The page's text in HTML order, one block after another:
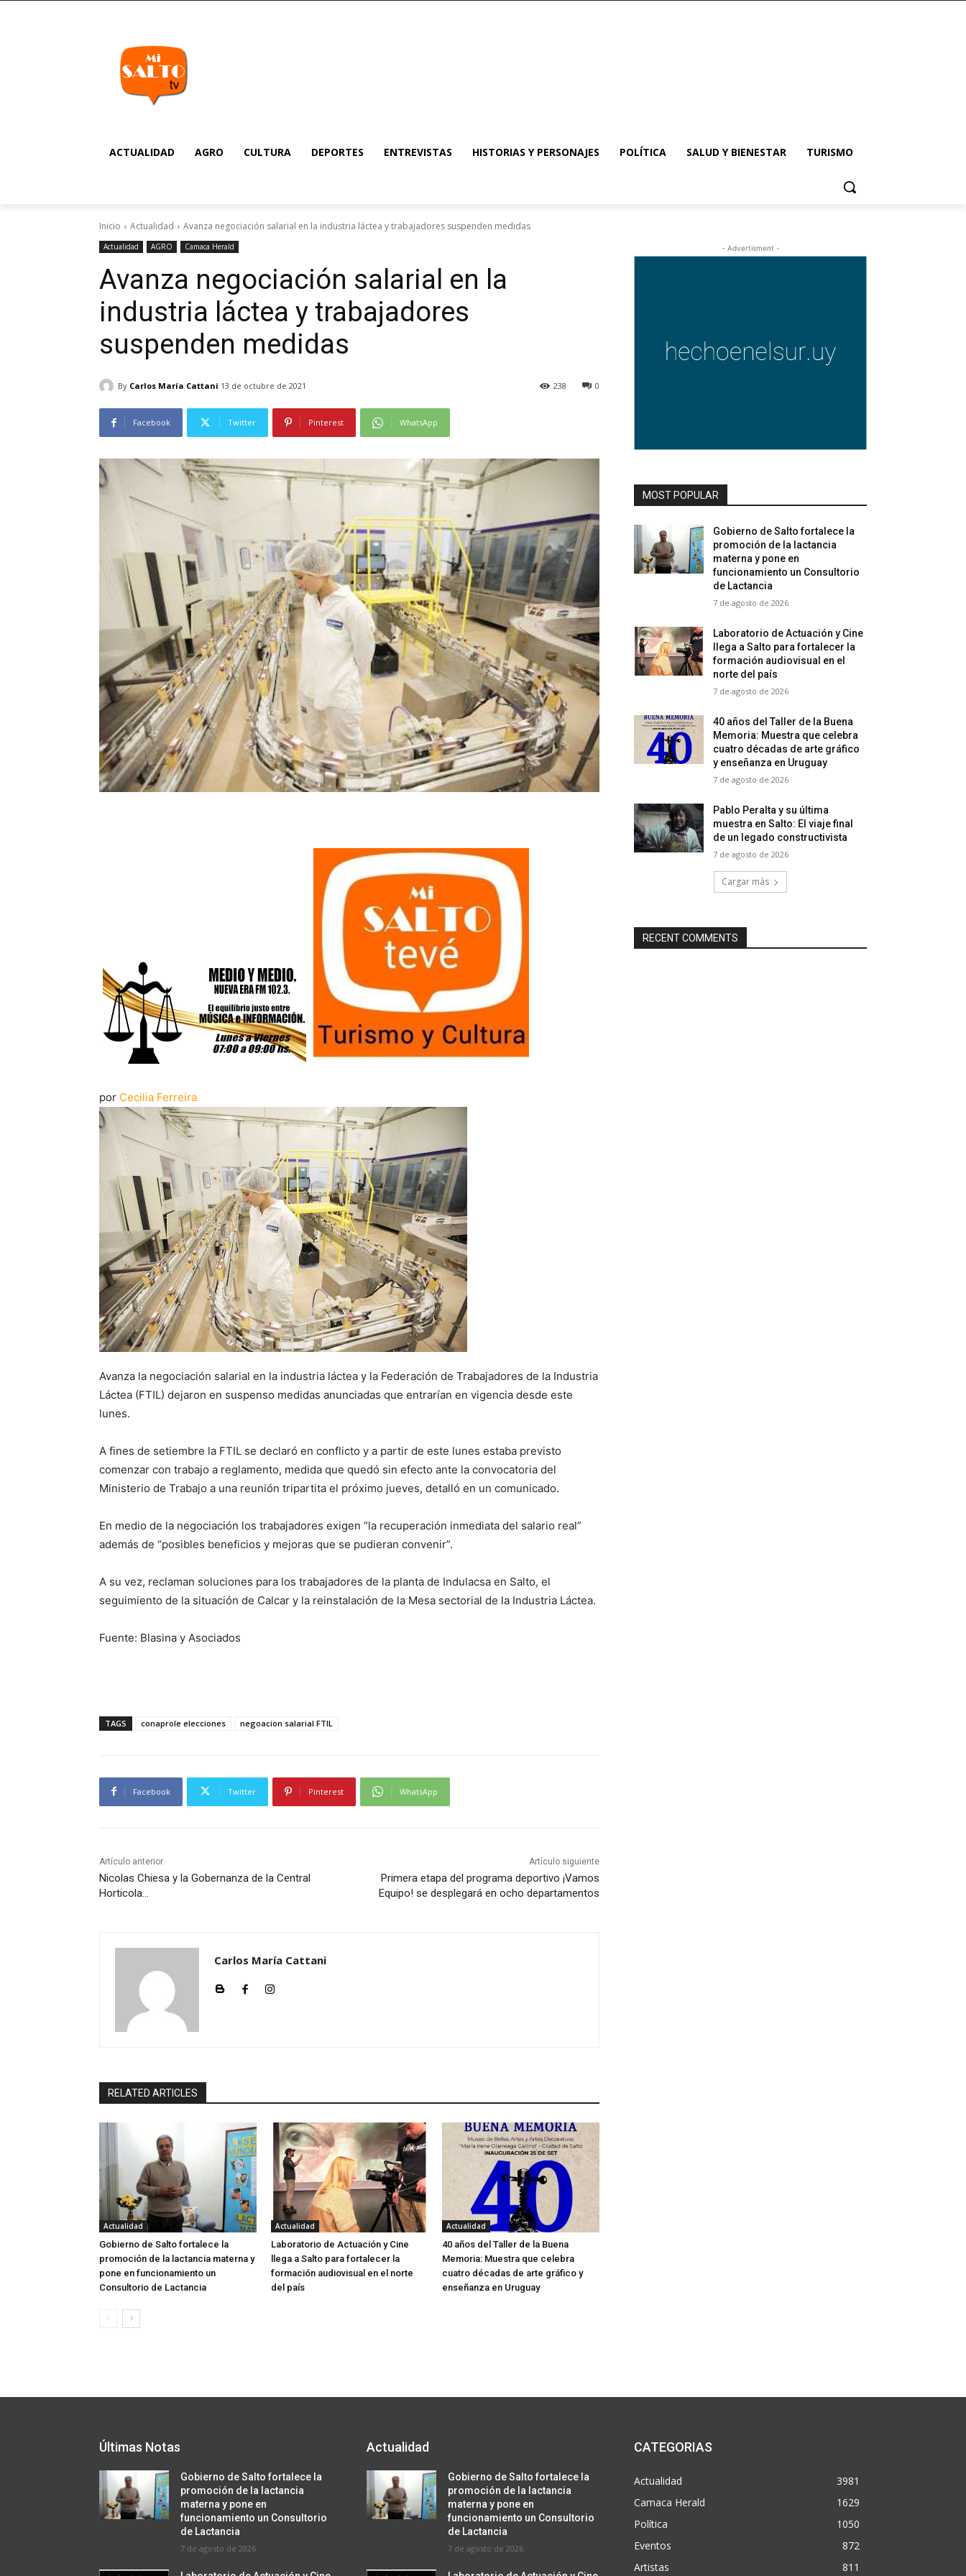
ACTUALIDAD AGRO CULTURA DEPORTES ENTREVISTAS HISTORIAS Y PERSONAJES POLÍTICA SALUD Y BIENESTAR TURISMO
Inicio Actualidad Avanza negociación salarial en la industria láctea y trabajadores suspenden medidas
Actualidad AGRO Camaca Herald
Avanza negociación salarial en la
industria láctea y trabajadores
suspenden medidas
By Carlos María Cattani 13 de octubre de 2021 0
238
Facebook Twitter Pinterest WhatsApp
por Cecilia Ferreira
Avanza la negociación salarial en la industria láctea y la Federación de Trabajadores de la Industria
Láctea (FTIL) dejaron en suspenso medidas anunciadas que entrarían en vigencia desde este
lunes.
A fines de setiembre la FTIL se declaró en conflicto y a partir de este lunes estaba previsto
comenzar con trabajo a reglamento, medida que quedó sin efecto ante la convocatoria del
Ministerio de Trabajo a una reunión tripartita el próximo jueves, detalló en un comunicado.
En medio de la negociación los trabajadores exigen “la recuperación inmediata del salario real”
además de “posibles beneficios y mejoras que se pudieran convenir”.
A su vez, reclaman soluciones para los trabajadores de la planta de Indulacsa en Salto, el
seguimiento de la situación de Calcar y la reinstalación de la Mesa sectorial de la Industria Láctea.
Fuente: Blasina y Asociados
TAGS conaprole elecciones negoacion salarial FTIL
Facebook Twitter Pinterest WhatsApp
Artículo anterior
Nicolas Chiesa y la Gobernanza de la Central
Horticola…
Artículo siguiente
Primera etapa del programa deportivo ¡Vamos
Equipo! se desplegará en ocho departamentos
Carlos María Cattani
RELATED ARTICLES
Actualidad
Gobierno de Salto fortalece la
promoción de la lactancia materna y
pone en funcionamiento un
Consultorio de Lactancia
Actualidad
Laboratorio de Actuación y Cine
llega a Salto para fortalecer la
formación audiovisual en el norte
del país
Actualidad
40 años del Taller de la Buena
Memoria: Muestra que celebra
cuatro décadas de arte gráfico y
enseñanza en Uruguay
- Advertisment -
MOST POPULAR
Gobierno de Salto fortalece la
promoción de la lactancia
materna y pone en
funcionamiento un Consultorio
de Lactancia
7 de agosto de 2026
Laboratorio de Actuación y Cine
llega a Salto para fortalecer la
formación audiovisual en el
norte del país
7 de agosto de 2026
40 años del Taller de la Buena
Memoria: Muestra que celebra
cuatro décadas de arte gráfico
y enseñanza en Uruguay
7 de agosto de 2026
Pablo Peralta y su última
muestra en Salto: El viaje final
de un legado constructivista
7 de agosto de 2026
Cargar más
RECENT COMMENTS
Últimas Notas
Gobierno de Salto fortalece la
promoción de la lactancia
materna y pone en
funcionamiento un Consultorio
de Lactancia
7 de agosto de 2026
Actualidad
Gobierno de Salto fortalece la
promoción de la lactancia
materna y pone en
funcionamiento un Consultorio
de Lactancia
7 de agosto de 2026
CATEGORIAS
Actualidad
3981
Camaca Herald
1629
Política
1050
Eventos
872
Artistas
811